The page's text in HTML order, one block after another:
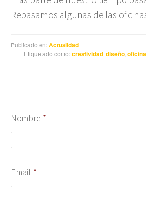
Repasamos algunas de las
Publicado en:Actualidad
Etiquetado como:creatividad, diseño,
Nombre *
Email *